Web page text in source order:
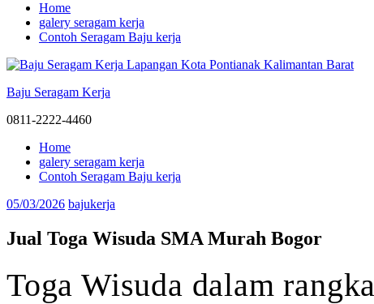
Home
galery seragam kerja
Contoh Seragam Baju kerja
Baju Seragam Kerja
0811-2222-4460
Home
galery seragam kerja
Contoh Seragam Baju kerja
05/03/2026 bajukerja
Jual Toga Wisuda SMA Murah Bogor
Toga Wisuda dalam rangka